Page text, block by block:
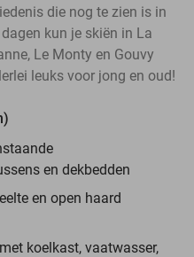
die nog te zien is in
kun je skiën in La
Le Monty en Gouvy
leuks voor jong en oud!
en dekbedden
en open haard
koelkast, vaatwasser,